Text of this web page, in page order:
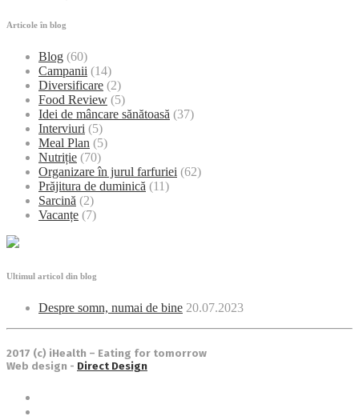
Articole în blog
Blog (60)
Campanii (14)
Diversificare (2)
Food Review (5)
Idei de mâncare sănătoasă (37)
Interviuri (5)
Meal Plan (5)
Nutriție (70)
Organizare în jurul farfuriei (62)
Prăjitura de duminică (11)
Sarcină (2)
Vacanțe (7)
Ultimul articol din blog
Despre somn, numai de bine 20.07.2023
2017 (c) iHealth – Eating for tomorrow
Web design - Direct Design